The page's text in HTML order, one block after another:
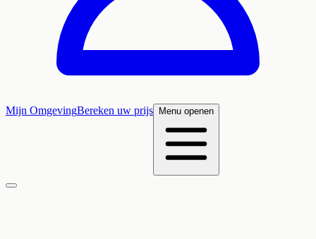
Mijn OmgevingBereken uw prijs Menu openen